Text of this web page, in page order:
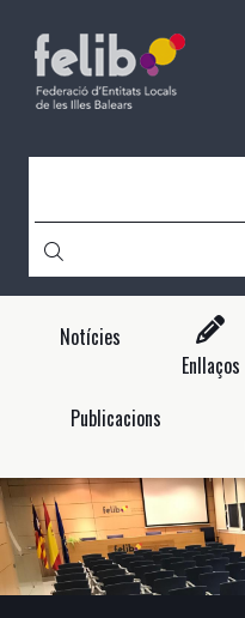
Notícies
Enllaços
Publicacions